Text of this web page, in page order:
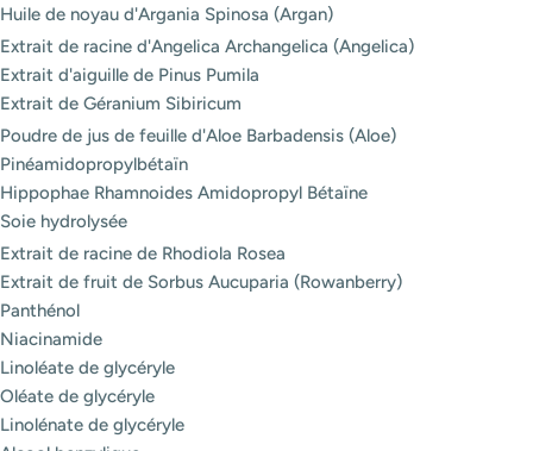
Huile de noyau d'Argania Spinosa (Argan)
Extrait de racine d'Angelica Archangelica (Angelica)
Extrait d'aiguille de Pinus Pumila
Extrait de Géranium Sibiricum
Poudre de jus de feuille d'Aloe Barbadensis (Aloe)
Pinéamidopropylbétaïn
Hippophae Rhamnoides Amidopropyl Bétaïne
Soie hydrolysée
Extrait de racine de Rhodiola Rosea
Extrait de fruit de Sorbus Aucuparia (Rowanberry)
Panthénol
Niacinamide
Linoléate de glycéryle
Oléate de glycéryle
Linolénate de glycéryle